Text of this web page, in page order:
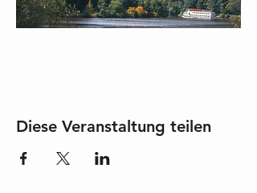
Diese Veranstaltung teilen